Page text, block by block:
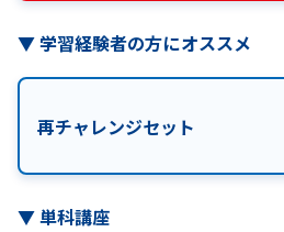
▼学習経験者の方にオススメ
再チャレンジセット
▼単科講座